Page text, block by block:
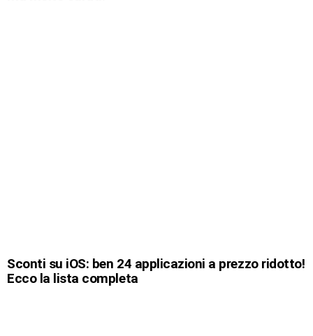
Sconti su iOS: ben 24 applicazioni a prezzo ridotto!
Ecco la lista completa